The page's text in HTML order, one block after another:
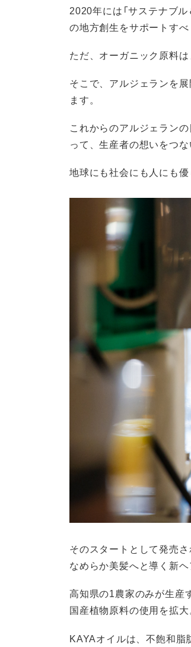
2020年には「サステナブ
の地方創生をサポートす
ただ、オーガニック原料
そこで、アルジェランを
ます。
これからのアルジェラン
って、生産者の想いをつな
地球にも社会にも人にも
そのスタートとして発売
なめらか美髪へと導く新ヘ
高知県の1農家のみが生産
国産植物原料の使用を拡大
KAYAオイルは、不飽和脂